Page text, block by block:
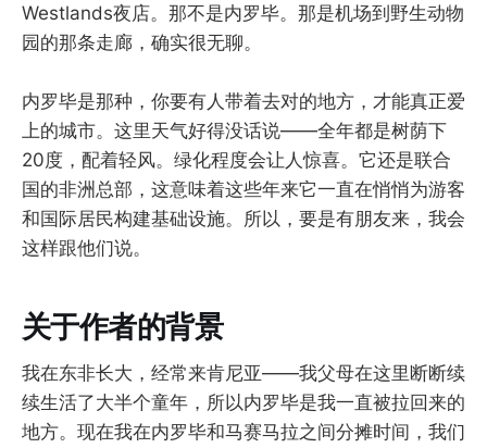
Westlands夜店。那不是内罗毕。那是机场到野生动物
园的那条走廊，确实很无聊。
内罗毕是那种，你要有人带着去对的地方，才能真正爱
上的城市。这里天气好得没话说——全年都是树荫下
20度，配着轻风。绿化程度会让人惊喜。它还是联合
国的非洲总部，这意味着这些年来它一直在悄悄为游客
和国际居民构建基础设施。所以，要是有朋友来，我会
这样跟他们说。
关于作者的背景
我在东非长大，经常来肯尼亚——我父母在这里断断续
续生活了大半个童年，所以内罗毕是我一直被拉回来的
地方。现在我在内罗毕和马赛马拉之间分摊时间，我们